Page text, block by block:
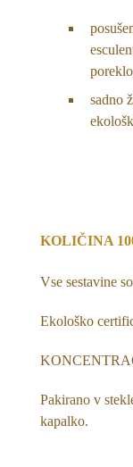
sadno
KOLIČINA
Vse sestavine
Ekološko
Pakirano v
kapalko.